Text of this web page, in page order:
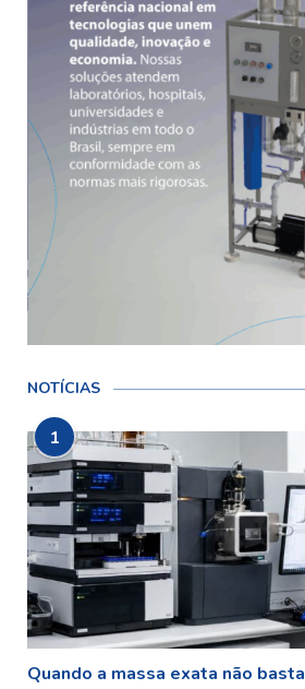
NOTÍCIAS
1
Quando a massa exata não basta